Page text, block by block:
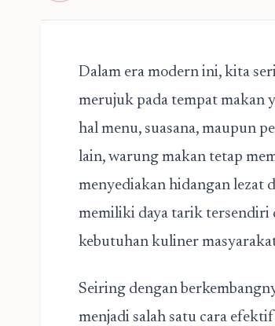
Dalam era modern ini, kita
merujuk pada tempat makan
hal menu, suasana, maupun
lain, warung makan tetap
menyediakan hidangan lezat
memiliki daya tarik tersendiri
kebutuhan kuliner
Seiring dengan
menjadi salah satu cara